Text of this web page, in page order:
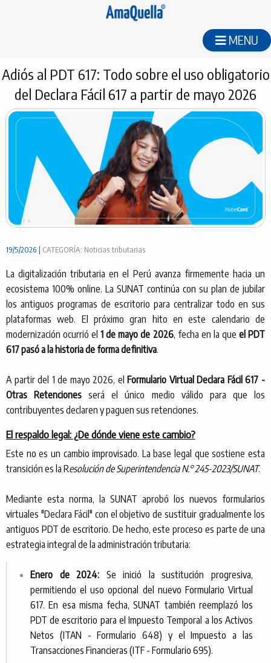
MENU
Adiós al PDT 617: Todo sobre el uso obligatorio
del Declara Fácil 617 a partir de mayo 2026
19/5/2026 | CATEGORÍA: Noticias tributarias
La digitalización tributaria en el Perú avanza firmemente hacia un
ecosistema 100% online. La SUNAT continúa con su plan de jubilar
los antiguos programas de escritorio para centralizar todo en sus
plataformas web. El próximo gran hito en este calendario de
modernización ocurrió el1 de mayo de 2026, fecha en la que el PDT
617 pasó a la historia de forma definitiva.
A partir del 1 de mayo 2026, elFormulario Virtual Declara Fácil 617 -
Otras Retencionesserá el único medio válido para que los
contribuyentes declaren y paguen sus retenciones.
El respaldo legal: ¿De dónde viene este cambio?
Este no es un cambio improvisado. La base legal que sostiene esta
transición es la Resolución de Superintendencia N.° 245-2023/SUNAT.
Mediante esta norma, la SUNAT aprobó los nuevos formularios
virtuales "Declara Fácil" con el objetivo de sustituir gradualmente los
antiguos PDT de escritorio. De hecho, este proceso es parte de una
estrategia integral de la administración tributaria:
Enero de 2024: Se inició la sustitución progresiva,
permitiendo el uso opcional del nuevo Formulario Virtual
617. En esa misma fecha, SUNAT también reemplazó los
PDT de escritorio para el Impuesto Temporal a los Activos
Netos (ITAN - Formulario 648) y el Impuesto a las
Transacciones Financieras (ITF - Formulario 695).